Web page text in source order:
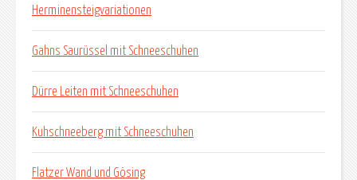
Herminensteigvariationen
Gahns Saurüssel mit Schneeschuhen
Dürre Leiten mit Schneeschuhen
Kuhschneeberg mit Schneeschuhen
Flatzer Wand und Gösing